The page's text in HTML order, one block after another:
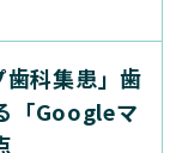
科集患」歯
「Googleマ